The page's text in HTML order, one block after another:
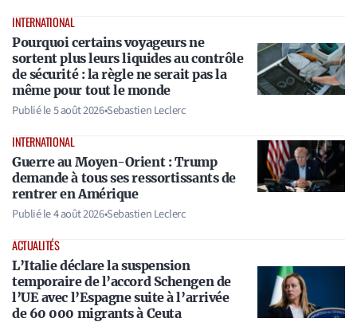
INTERNATIONAL
Pourquoi certains voyageurs ne
sortent plus leurs liquides au contrôle
de sécurité : la règle ne serait pas la
même pour tout le monde
Publié le5 août 2026•Sebastien Leclerc
INTERNATIONAL
Guerre au Moyen-Orient : Trump
demande à tous ses ressortissants de
rentrer en Amérique
Publié le4 août 2026•Sebastien Leclerc
ACTUALITÉS
L’Italie déclare la suspension
temporaire de l’accord Schengen de
l’UE avec l’Espagne suite à l’arrivée
de 60 000 migrants à Ceuta